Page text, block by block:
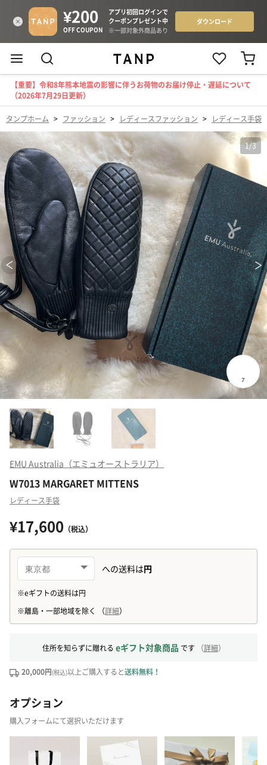
【重要】令和8年熊本地震の影響に伴うお荷物のお届け停止・遅延について
（2026年7月29日更新）
タンプホーム > ファッション > レディースファッション > レディース手袋
1/3
EMU Australia（エミュオーストラリア）
W7013 MARGARET MITTENS
レディース手袋
¥17,600 （税込）
住所を知らずに贈れる eギフト対象商品 です （詳細）
20,000円(税込)以上ご購入すると送料無料！
オプション
購入フォームにて選択いただけます